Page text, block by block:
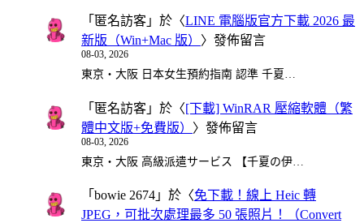
「 匿名訪客 」於〈LINE 電腦版官方下載 2026 最
新版（Win+Mac 版） 〉發佈留言
08-03, 2026
東京・大阪 日本女生預約指南 認準 千夏…
「 匿名訪客 」於〈[下載] WinRAR 壓縮軟體（繁
體中文版+免費版） 〉發佈留言
08-03, 2026
東京・大阪 高級派遣サービス 【千夏の伊…
「 bowie 2674 」於〈免下載！線上 Heic 轉
JPEG，可批次處理最多 50 張照片！（Convert